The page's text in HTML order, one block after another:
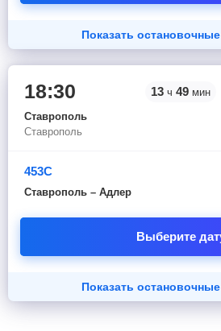
Показать
18:30
Ставрополь
Ставрополь
13 ч 49 мин
453С
Ставрополь – Адлер
Выберите
Показать